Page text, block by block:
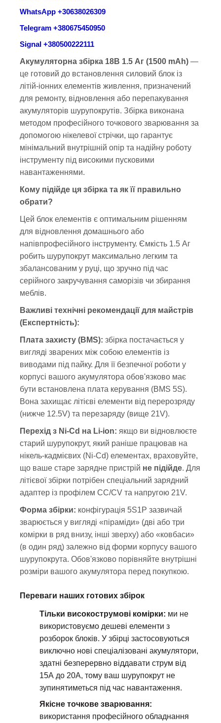
WhatsApp +30638026309
Telegram +380675450950
Signal +380500222111
Акумуляторна збірка 18В 1.5 Аг (1500 mAh) —
це готовий до встановлення силовий блок із
літій-іонних елементів живлення, призначений
для ремонту, відновлення або перепакування
акумуляторів шурупокрутів. Збірка виконана
методом професійного точкового зварювання за
допомогою нікелевої стрічки, що гарантує
мінімальний внутрішній опір та надійну роботу
інструменту під високими пусковими
навантаженнями.
Кому підійде ця збірка та як її правильно
обрати?
Цей блок елементів є оптимальним рішенням
для відновлення домашнього або
напівпрофесійного інструменту. Ємкість 1.5 Аг
робить шурупокрут максимально легким та
збалансованим у руці, що зручно під час
серійного закручування саморізів чи збирання
меблів.
Важливі технічні рекомендації для майстрів
(Експертність):
Плата захисту (BMS): збірка постачається у
вигляді зварених між собою елементів із
виводами під пайку. Для її безпечної роботи у
корпусі вашого акумулятора обов'язково має
бути встановлена плата керування (BMS 5S).
Вона захищає літієві елементи від перерозряду
(нижче 12.5V) та перезаряду (вище 21V).
Перехід з Ni-Cd на Li-ion: якщо ви відновлюєте
старий шурупокрут, який раніше працював на
нікель-кадмієвих (Ni-Cd) елементах, враховуйте,
що ваше старе зарядне пристрій не підійде. Для
літієвої збірки потрібен спеціальний зарядний
адаптер із профілем CC/CV та напругою 21V.
Форма збірки: конфігурація 5S1P зазвичай
зварюється у вигляді «піраміди» (дві або три
комірки в ряд внизу, інші зверху) або «ковбаси»
(в один ряд) залежно від форми корпусу вашого
шурупокрута. Обов'язково порівняйте внутрішні
розміри вашого акумулятора перед покупкою.
Переваги наших готових збірок
Тільки високострумові комірки: ми не
використовуємо дешеві елементи з
розборок блоків. У збірці застосовуються
виключно нові спеціалізовані акумулятори,
здатні безперервно віддавати струм від
15А до 20А, тому ваш шурупокрут не
зупинятиметься під час навантаження.
Якісне точкове зварювання:
використання професійного обладнання